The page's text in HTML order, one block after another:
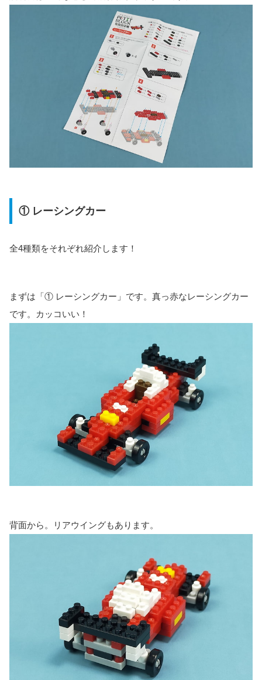
① レーシングカー
全4種類をそれぞれ紹介します！
まずは「① レーシングカー」です。真っ赤なレーシングカー
です。カッコいい！
背面から。リアウイングもあります。